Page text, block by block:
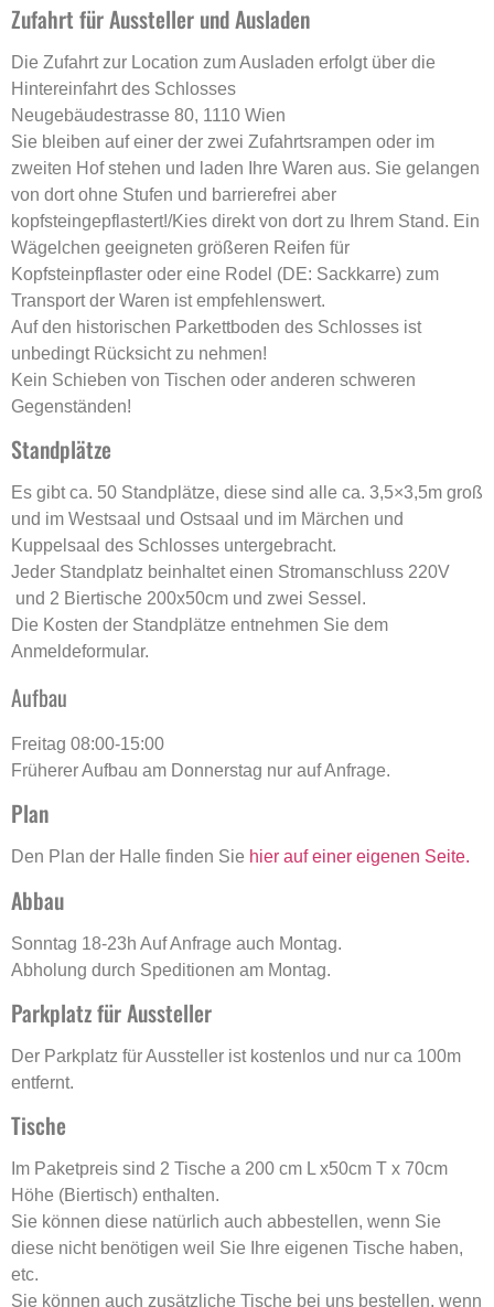
Zufahrt für Aussteller und Ausladen
Die Zufahrt zur Location zum Ausladen erfolgt über die
Hintereinfahrt des Schlosses
Neugebäudestrasse 80, 1110 Wien
Sie bleiben auf einer der zwei Zufahrtsrampen oder im
zweiten Hof stehen und laden Ihre Waren aus. Sie gelangen
von dort ohne Stufen und barrierefrei aber
kopfsteingepflastert!/Kies direkt von dort zu Ihrem Stand. Ein
Wägelchen geeigneten größeren Reifen für
Kopfsteinpflaster oder eine Rodel (DE: Sackkarre) zum
Transport der Waren ist empfehlenswert.
Auf den historischen Parkettboden des Schlosses ist
unbedingt Rücksicht zu nehmen!
Kein Schieben von Tischen oder anderen schweren
Gegenständen!
Standplätze
Es gibt ca. 50 Standplätze, diese sind alle ca. 3,5×3,5m groß
und im Westsaal und Ostsaal und im Märchen und
Kuppelsaal des Schlosses untergebracht.
Jeder Standplatz beinhaltet einen Stromanschluss 220V
und 2 Biertische 200x50cm und zwei Sessel.
Die Kosten der Standplätze entnehmen Sie dem
Anmeldeformular.
Aufbau
Freitag 08:00-15:00
Früherer Aufbau am Donnerstag nur auf Anfrage.
Plan
Den Plan der Halle finden Sie hier auf einer eigenen Seite.
Abbau
Sonntag 18-23h Auf Anfrage auch Montag.
Abholung durch Speditionen am Montag.
Parkplatz für Aussteller
Der Parkplatz für Aussteller ist kostenlos und nur ca 100m
entfernt.
Tische
Im Paketpreis sind 2 Tische a 200 cm L x50cm T x 70cm
Höhe (Biertisch) enthalten.
Sie können diese natürlich auch abbestellen, wenn Sie
diese nicht benötigen weil Sie Ihre eigenen Tische haben,
etc.
Sie können auch zusätzliche Tische bei uns bestellen, wenn